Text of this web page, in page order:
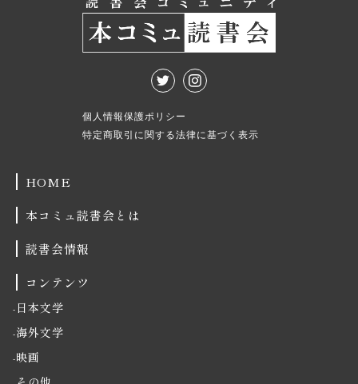
個人情報保護ポリシー
特定商取引に関する法律に基づく表示
HOME
本コミュ読書会とは
読書会情報
コンテンツ
日本文学
海外文学
映画